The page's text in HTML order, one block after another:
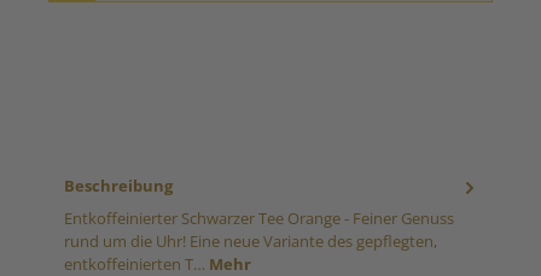
Beschreibung
Entkoffeinierter Schwarzer Tee Orange - Feiner Genuss
rund um die Uhr! Eine neue Variante des gepflegten,
entkoffeinierten T… Mehr